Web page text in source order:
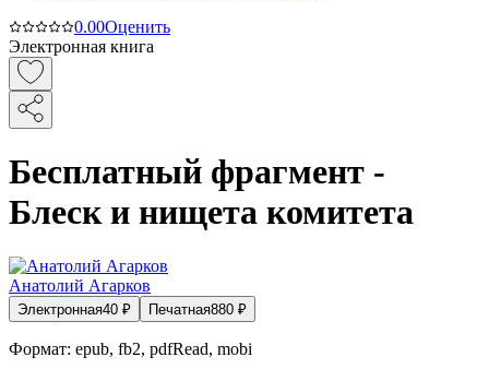
0.00Оценить
Электронная книга
Бесплатный фрагмент -
Блеск и нищета комитета
Анатолий Агарков
Электронная40 ₽ Печатная880 ₽
Формат: epub, fb2, pdfRead, mobi